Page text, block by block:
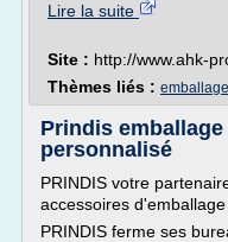
Lire la suite
Site : http://www.ahk-
Thèmes liés :
Prindis
personnalisé
PRINDIS votre
accessoires d'emballage
PRINDIS ferme ses